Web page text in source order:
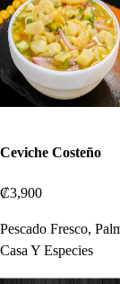
Ceviche Costeño
₡3,900
Pescado Fresco,
Casa Y Especies